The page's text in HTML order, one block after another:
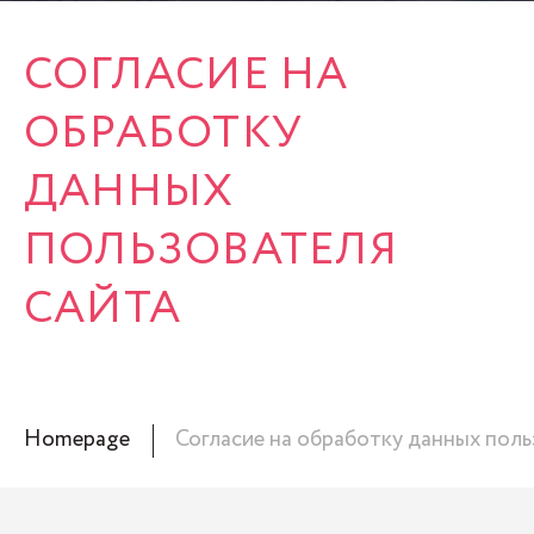
СОГЛАСИЕ НА
ОБРАБОТКУ
ДАННЫХ
ПОЛЬЗОВАТЕЛЯ
САЙТА
Homepage Согласие на обработку данных